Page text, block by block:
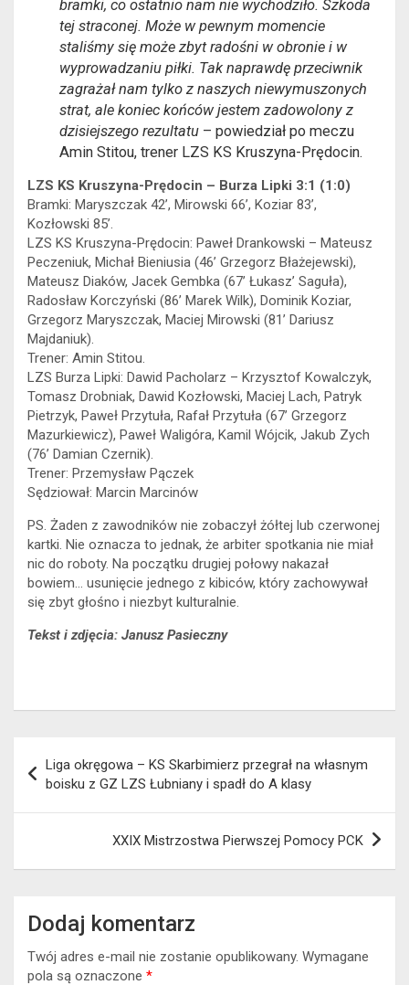
bramki, co ostatnio nam nie wychodziło. Szkoda
tej straconej. Może w pewnym momencie
staliśmy się może zbyt radośni w obronie i w
wyprowadzaniu piłki. Tak naprawdę przeciwnik
zagrażał nam tylko z naszych niewymuszonych
strat, ale koniec końców jestem zadowolony z
dzisiejszego rezultatu – powiedział po meczu
Amin Stitou, trener LZS KS Kruszyna-Prędocin.
LZS KS Kruszyna-Prędocin – Burza Lipki 3:1 (1:0)
Bramki: Maryszczak 42’, Mirowski 66’, Koziar 83’,
Kozłowski 85’.
LZS KS Kruszyna-Prędocin: Paweł Drankowski – Mateusz
Peczeniuk, Michał Bieniusia (46’ Grzegorz Błażejewski),
Mateusz Diaków, Jacek Gembka (67’ Łukasz’ Saguła),
Radosław Korczyński (86’ Marek Wilk), Dominik Koziar,
Grzegorz Maryszczak, Maciej Mirowski (81’ Dariusz
Majdaniuk).
Trener: Amin Stitou.
LZS Burza Lipki: Dawid Pacholarz – Krzysztof Kowalczyk,
Tomasz Drobniak, Dawid Kozłowski, Maciej Lach, Patryk
Pietrzyk, Paweł Przytuła, Rafał Przytuła (67’ Grzegorz
Mazurkiewicz), Paweł Waligóra, Kamil Wójcik, Jakub Zych
(76’ Damian Czernik).
Trener: Przemysław Pączek
Sędziował: Marcin Marcinów
PS. Żaden z zawodników nie zobaczył żółtej lub czerwonej
kartki. Nie oznacza to jednak, że arbiter spotkania nie miał
nic do roboty. Na początku drugiej połowy nakazał
bowiem… usunięcie jednego z kibiców, który zachowywał
się zbyt głośno i niezbyt kulturalnie.
Tekst i zdjęcia: Janusz Pasieczny
wpisu
Liga okręgowa – KS Skarbimierz przegrał na własnym
boisku z GZ LZS Łubniany i spadł do A klasy
XXIX Mistrzostwa Pierwszej Pomocy PCK
Dodaj komentarz
Twój adres e-mail nie zostanie opublikowany. Wymagane
pola są oznaczone *